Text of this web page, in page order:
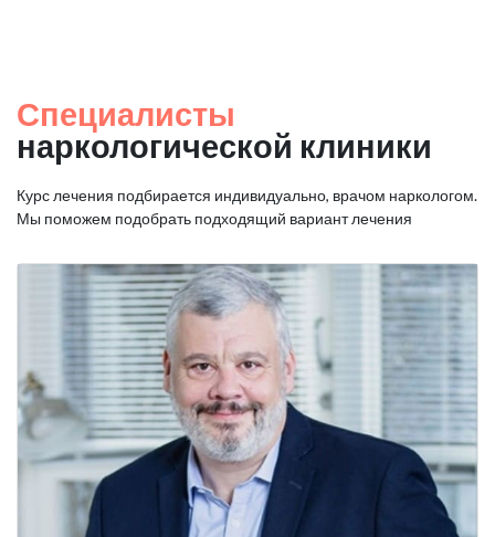
Специалисты
наркологической клиники
Курс лечения подбирается индивидуально, врачом наркологом.
Мы поможем подобрать подходящий вариант лечения